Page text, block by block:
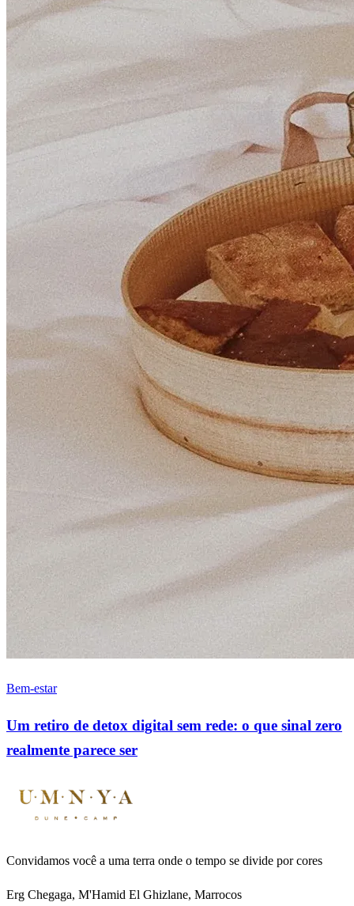
Bem-estar
Um retiro de detox digital sem rede: o que sinal zero
realmente parece ser
Convidamos você a uma terra onde o tempo se divide por cores
Erg Chegaga, M'Hamid El Ghizlane, Marrocos